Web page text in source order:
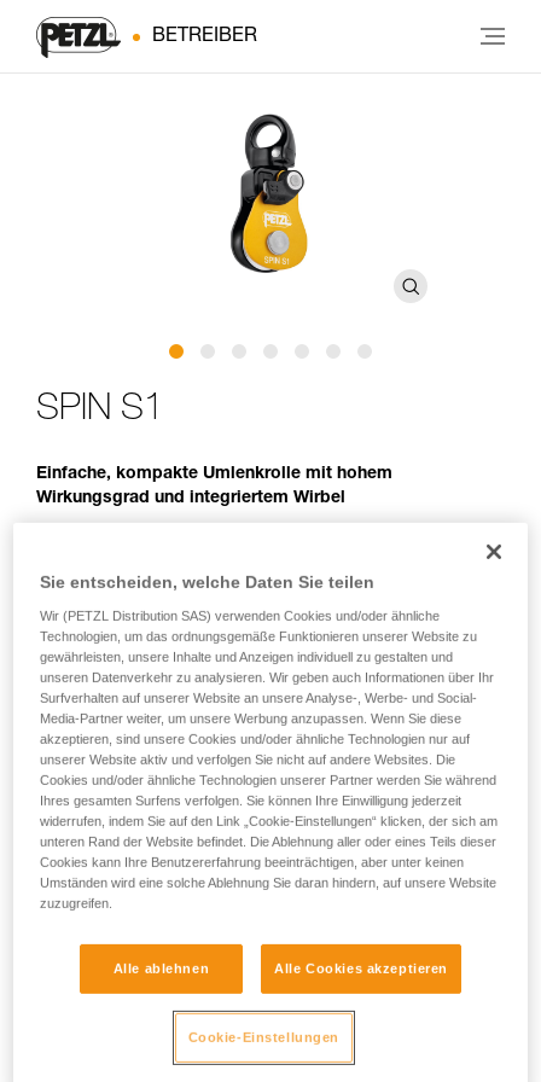
BETREIBER
SPIN S1
Einfache, kompakte Umlenkrolle mit hohem
Wirkungsgrad und integriertem Wirbel
Einrichten von Flaschenzugsystemen, Hilfsseilbahnen und
Umlenksystemen. Sie ist kompakt und ermöglicht, Volumen
und Gewicht zu reduzieren, insbesondere bei technischen
Rettungseinsätzen. Die Laufrolle mit gekapseltem Kugellager
gewährleistet einen hohen Wirkungsgrad. Das Handling wird
durch einen Wirbel erleichtert, der das Ausrichten der
Umlenkrolle unter Last sowie ein direktes Einhängen von
Karabinern, Seilen oder Schlingen ermöglicht.
Product video
Sie entscheiden, welche Daten Sie teilen
Wir (PETZL Distribution SAS) verwenden Cookies und/oder ähnliche
Technologien, um das ordnungsgemäße Funktionieren unserer Website zu
gewährleisten, unsere Inhalte und Anzeigen individuell zu gestalten und
unseren Datenverkehr zu analysieren. Wir geben auch Informationen über Ihr
Surfverhalten auf unserer Website an unsere Analyse-, Werbe- und Social-
Media-Partner weiter, um unsere Werbung anzupassen. Wenn Sie diese
akzeptieren, sind unsere Cookies und/oder ähnliche Technologien nur auf
unserer Website aktiv und verfolgen Sie nicht auf andere Websites. Die
Cookies und/oder ähnliche Technologien unserer Partner werden Sie während
Ihres gesamten Surfens verfolgen. Sie können Ihre Einwilligung jederzeit
widerrufen, indem Sie auf den Link „Cookie-Einstellungen“ klicken, der sich am
unteren Rand der Website befindet. Die Ablehnung aller oder eines Teils dieser
Cookies kann Ihre Benutzererfahrung beeinträchtigen, aber unter keinen
Umständen wird eine solche Ablehnung Sie daran hindern, auf unsere Website
zuzugreifen.
Alle ablehnen Alle Cookies akzeptieren
Cookie-Einstellungen